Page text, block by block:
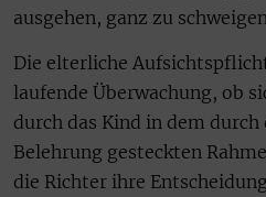
ausgehen, ganz zu
Die elterliche
laufende Überwachung, ob
durch das Kind in dem durch
Belehrung gesteckten
die Richter ihre